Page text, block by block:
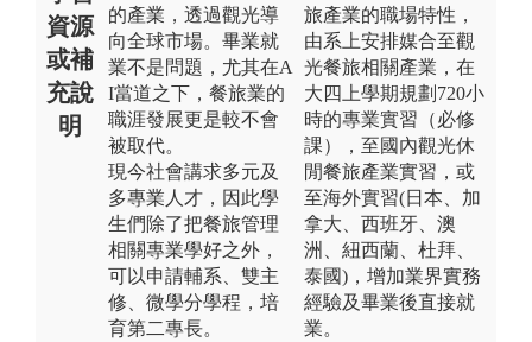
資源
或補
充說
明
的產業，透過觀光導
向全球市場。畢業就
業不是問題，尤其在A
I當道之下，餐旅業的
職涯發展更是較不會
被取代。
現今社會講求多元及
多專業人才，因此學
生們除了把餐旅管理
相關專業學好之外，
可以申請輔系、雙主
修、微學分學程，培
育第二專長。
旅產業的職場特性，
由系上安排媒合至觀
光餐旅相關產業，在
大四上學期規劃720小
時的專業實習（必修
課），至國內觀光休
閒餐旅產業實習，或
至海外實習(日本、加
拿大、西班牙、澳
洲、紐西蘭、杜拜、
泰國)，增加業界實務
經驗及畢業後直接就
業。